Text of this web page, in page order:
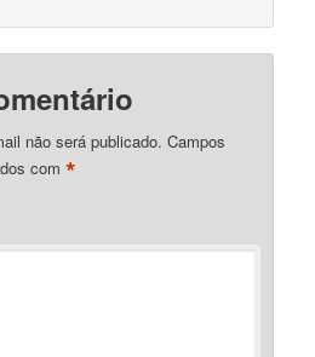
não será publicado. Campos
com*